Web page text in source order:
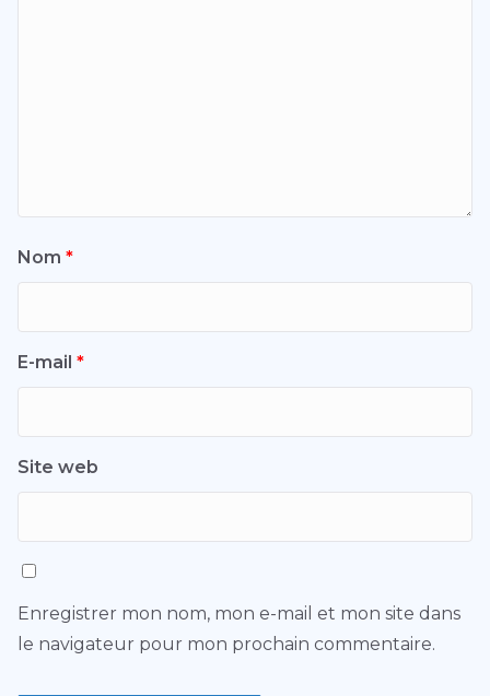
Nom *
E-mail *
Site web
Enregistrer mon nom, mon e-mail et mon site dans
le navigateur pour mon prochain commentaire.